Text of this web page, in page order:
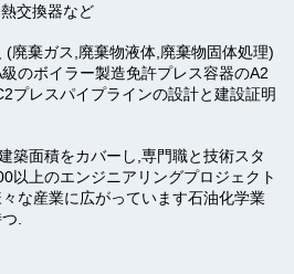
交換器など
廃棄ガス,廃棄物液体,廃棄物固体処理)
のボイラー製造免許プレス容器のA2
プレスパイプラインの設計と建設証明
築面積をカバーし,専門職と技術スタ
以上のエンジニアリングプロジェクト
な産業に広がっています石油化学業
.